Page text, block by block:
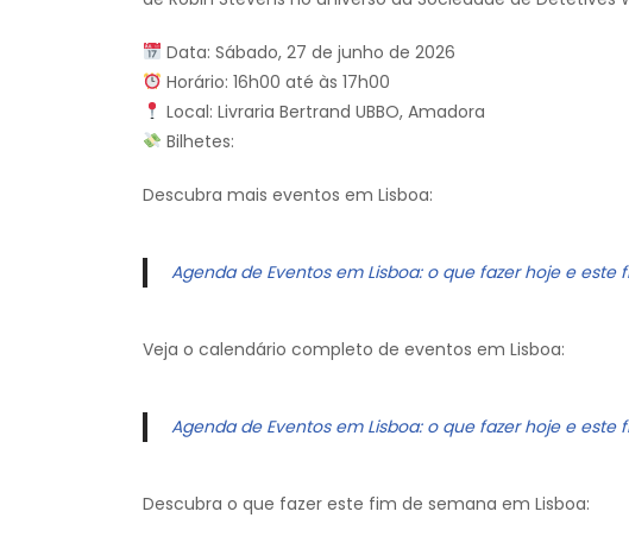
Data: Sábado, 27 de junho de 2026
Horário: 16h00 até às 17h00
Local: Livraria Bertrand UBBO, Amadora
Bilhetes:
Descubra mais eventos em Lisboa:
Agenda de Eventos em Lisboa: o que fazer hoje e este
Veja o calendário completo de eventos em Lisboa:
Agenda de Eventos em Lisboa: o que fazer hoje e este
Descubra o que fazer este fim de semana em Lisboa: